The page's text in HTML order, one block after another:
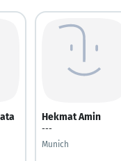
Hekmat Amin
---
Munich